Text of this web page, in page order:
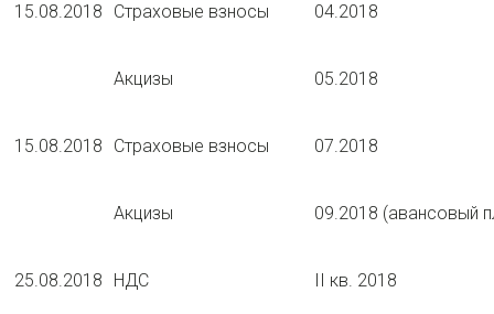
15.08.2018 Страховые взносы 04.2018
Акцизы 05.2018
15.08.2018 Страховые взносы 07.2018
Акцизы 09.2018 (авансовый
25.08.2018 НДС II кв. 2018